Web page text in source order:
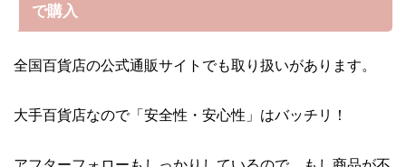
で購入
全国百貨店の公式通販サイトでも取り扱いがあります。
大手百貨店なので「安全性・安心性」はバッチリ！